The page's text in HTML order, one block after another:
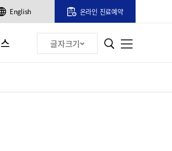
English 온라인 진료예약
글자크기